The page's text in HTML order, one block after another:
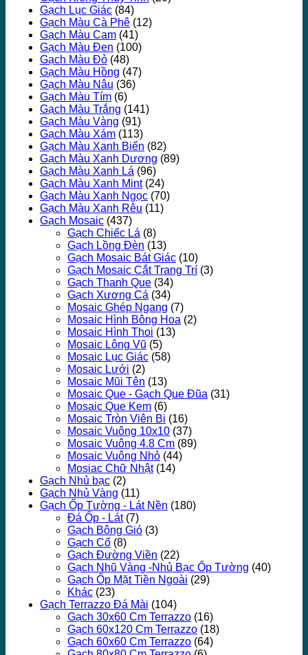
Gạch Lục Giác (84)
Gạch Màu Cà Phê (12)
Gạch Màu Cam (41)
Gạch Màu Đen (100)
Gạch Màu Đỏ (48)
Gạch Màu Hồng (47)
Gạch Màu Nâu (36)
Gạch Màu Tím (6)
Gạch Màu Trắng (141)
Gạch Màu Vàng (91)
Gạch Màu Xám (113)
Gạch Màu Xanh Biển (82)
Gạch Màu Xanh Dương (89)
Gạch Màu Xanh Lá (96)
Gạch Màu Xanh Mint (24)
Gạch Màu Xanh Ngọc (70)
Gạch Màu Xanh Rêu (11)
Gạch Mosaic (437)
Gạch Chiếc Lá (8)
Gạch Lồng Đèn (13)
Gạch Mosaic Bát Giác (10)
Gạch Mosaic Cắt Trang Trí (3)
Gạch Thanh Que (34)
Gạch Xương Cá (34)
Mosaic Ghép Ngang (7)
Mosaic Hình Bông Hoa (2)
Mosaic Hình Thoi (13)
Mosaic Lông Vũ (5)
Mosaic Lục Giác (58)
Mosaic Lưới (2)
Mosaic Mũi Tên (13)
Mosaic Que - Gạch Que Đũa (31)
Mosaic Que Kem (6)
Mosaic Tròn Viên Bi (16)
Mosaic Vuông 10x10 (37)
Mosaic Vuông 4.8 Cm (89)
Mosaic Vuông Nhỏ (44)
Mosiac Chữ Nhật (14)
Gạch Nhủ bạc (2)
Gạch Nhủ Vàng (11)
Gạch Ốp Tường - Lát Nền (180)
Đá Ốp - Lát (7)
Gạch Bông Gió (3)
Gạch Cổ (8)
Gạch Đường Viền (22)
Gạch Nhũ Vàng -Nhủ Bạc Ốp Tường (40)
Gạch Ốp Mặt Tiền Ngoài (29)
Khác (23)
Gạch Terrazzo Đá Mài (104)
Gạch 30x60 Cm Terrazzo (16)
Gạch 60x120 Cm Terrazzo (18)
Gạch 60x60 Cm Terrazzo (64)